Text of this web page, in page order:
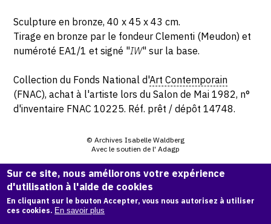
Sculpture en bronze, 40 x 45 x 43 cm.
Tirage en bronze par le fondeur Clementi (Meudon) et
numéroté EA1/1 et signé "IW" sur la base.
Collection du Fonds National d'Art Contemporain
(FNAC), achat à l'artiste lors du Salon de Mai 1982, n°
d'inventaire FNAC 10225. Réf. prêt / dépôt 14748.
© Archives Isabelle Waldberg
Avec le soutien de l' Adagp
CITER CETTE ŒUVRE
Isabelle Waldberg,La Meute (Bronze) - 1980.
Catalogue raisonné Isabelle Waldberg
Sur ce site, nous améliorons votre expérience
d'utilisation à l'aide de cookies
En cliquant sur le bouton Accepter, vous nous autorisez à utiliser
ces cookies. En savoir plus